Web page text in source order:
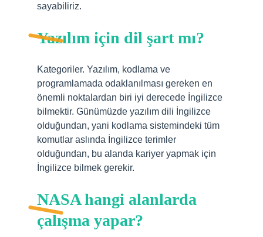
sayabiliriz.
Yazılım için dil şart mı?
Kategoriler. Yazılım, kodlama ve
programlamada odaklanılması gereken en
önemli noktalardan biri iyi derecede İngilizce
bilmektir. Günümüzde yazılım dili İngilizce
olduğundan, yani kodlama sistemindeki tüm
komutlar aslında İngilizce terimler
olduğundan, bu alanda kariyer yapmak için
İngilizce bilmek gerekir.
NASA hangi alanlarda
çalışma yapar?